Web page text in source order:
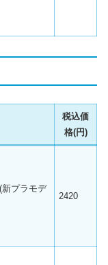
税込価
格(円)
新プラモデ
2420